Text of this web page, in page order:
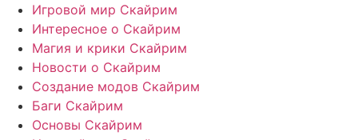
Игровой мир Скайрим
Интересное о Скайрим
Магия и крики Скайрим
Новости о Скайрим
Создание модов Скайрим
Баги Скайрим
Основы Скайрим